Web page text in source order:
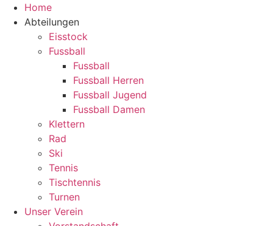
Zum
Inhalt
springen
Home
Abteilungen
Eisstock
Fussball
Fussball
Fussball Herren
Fussball Jugend
Fussball Damen
Klettern
Rad
Ski
Tennis
Tischtennis
Turnen
Unser Verein